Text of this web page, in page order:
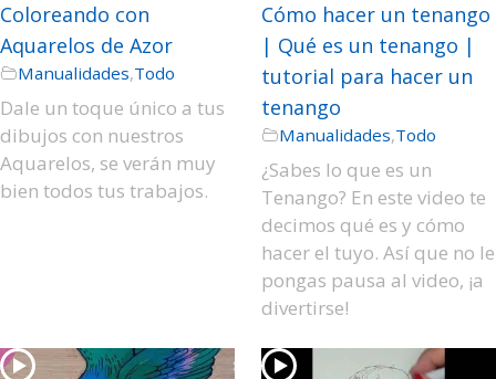
Coloreando con
Aquarelos de Azor
Manualidades,Todo
Dale un toque único a tus
dibujos con nuestros
Aquarelos, se verán muy
bien todos tus trabajos.
Cómo hacer un tenango
| Qué es un tenango |
tutorial para hacer un
tenango
Manualidades,Todo
¿Sabes lo que es un
Tenango? En este video te
decimos qué es y cómo
hacer el tuyo. Así que no le
pongas pausa al video, ¡a
divertirse!